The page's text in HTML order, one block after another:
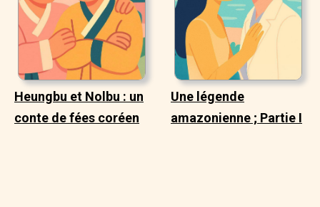
Heungbu et Nolbu : un
conte de fées coréen
Une légende
amazonienne ; Partie I